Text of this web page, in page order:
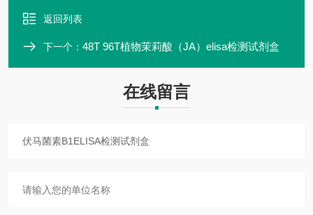
返回列表
下一个： 48T 96T植物茉莉酸（JA）elisa检测试剂盒
在线留言